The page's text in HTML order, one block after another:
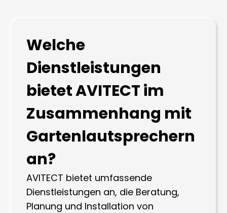
Welche
Dienstleistungen
bietet AVITECT im
Zusammenhang mit
Gartenlautsprechern
an?
AVITECT bietet umfassende
Dienstleistungen an, die Beratung,
Planung und Installation von